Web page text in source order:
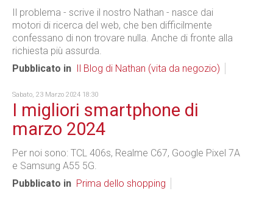
Il problema - scrive il nostro Nathan - nasce dai
motori di ricerca del web, che ben difficilmente
confessano di non trovare nulla. Anche di fronte alla
richiesta più assurda.
Pubblicato in
Il Blog di Nathan (vita da negozio)
Sabato, 23 Marzo 2024 18:30
I migliori smartphone di
marzo 2024
Per noi sono: TCL 406s, Realme C67, Google Pixel 7A
e Samsung A55 5G.
Pubblicato in Prima dello shopping